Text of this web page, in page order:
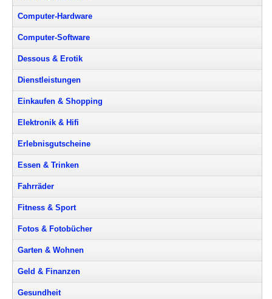
Computer-Hardware
Computer-Software
Dessous & Erotik
Dienstleistungen
Einkaufen & Shopping
Elektronik & Hifi
Erlebnisgutscheine
Essen & Trinken
Fahrräder
Fitness & Sport
Fotos & Fotobücher
Garten & Wohnen
Geld & Finanzen
Gesundheit